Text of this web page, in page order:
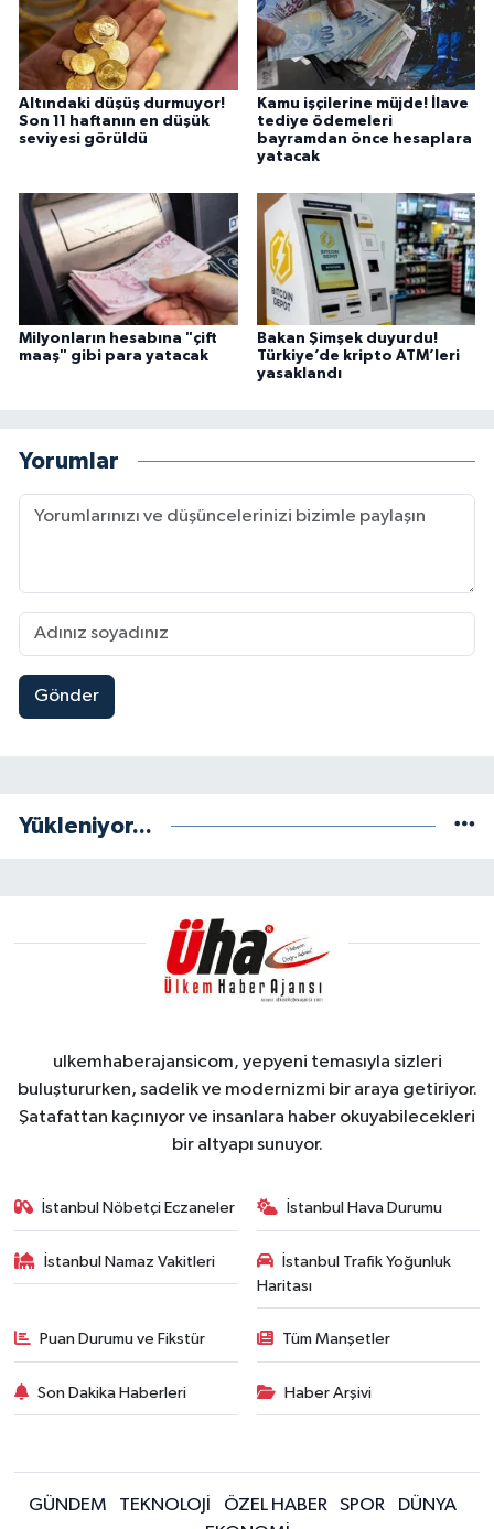
Altındaki düşüş durmuyor!
Son 11 haftanın en düşük
seviyesi görüldü
Kamu işçilerine müjde! İlave
tediye ödemeleri
bayramdan önce hesaplara
yatacak
Milyonların hesabına "çift
maaş" gibi para yatacak
Bakan Şimşek duyurdu!
Türkiye’de kripto ATM’leri
yasaklandı
Yorumlar
Gönder
Yükleniyor...
ulkemhaberajansicom, yepyeni temasıyla sizleri
buluştururken, sadelik ve modernizmi bir araya getiriyor.
Şatafattan kaçınıyor ve insanlara haber okuyabilecekleri
bir altyapı sunuyor.
İstanbul Nöbetçi Eczaneler İstanbul Hava Durumu
İstanbul Namaz Vakitleri
İstanbul Trafik Yoğunluk
Haritası
Puan Durumu ve Fikstür Tüm Manşetler
Son Dakika Haberleri Haber Arşivi
GÜNDEM TEKNOLOJİ ÖZEL HABER SPOR
DÜNYA